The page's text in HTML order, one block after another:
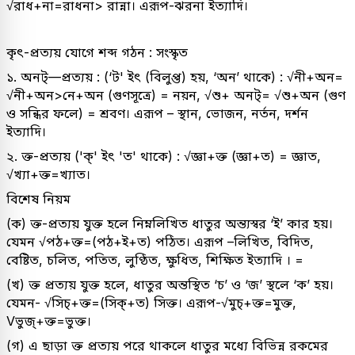
√রাধ+না=রাধনা> রান্না। এরূপ-ঝরনা ইত্যাদি।
কৃৎ-প্রত্যয় যোগে শব্দ গঠন : সংস্কৃত
১. অনট্—প্রত্যয় : (‘ট' ইৎ (বিলুপ্ত) হয়, ‘অন’ থাকে) : √নী+অন=
√নী+অন>নে+অন (গুণসূত্রে) = নয়ন, √শু+ অনট্= √শু+অন (গুণ
ও সন্ধির ফলে) = শ্রবণ। এরূপ – স্থান, ভোজন, নর্তন, দর্শন
ইত্যাদি।
২. ক্ত-প্রত্যয় ('ক্' ইৎ 'ত' থাকে) : √জ্ঞা+ক্ত (জ্ঞা+ত) = জ্ঞাত,
√খ্যা+ক্ত=খ্যাত।
বিশেষ নিয়ম
(ক) ক্ত-প্রত্যয় যুক্ত হলে নিম্নলিখিত ধাতুর অন্ত্যস্বর ‘ই’ কার হয়।
যেমন √পঠ+ক্ত=(পঠ+ই+ত) পঠিত। এরূপ –লিখিত, বিদিত,
বেষ্টিত, চলিত, পতিত, লুণ্ঠিত, ক্ষুধিত, শিক্ষিত ইত্যাদি । =
(খ) ক্ত প্রত্যয় যুক্ত হলে, ধাতুর অন্তস্থিত ‘চ’ ও ‘জ’ স্থলে ‘ক’ হয়।
যেমন- √সিচ্+ক্ত=(সিক্‌+ত) সিক্ত। এরূপ-√মুচ্+ক্ত=মুক্ত,
Vভুজ্‌+ক্ত=ভুক্ত।
(গ) এ ছাড়া ক্ত প্রত্যয় পরে থাকলে ধাতুর মধ্যে বিভিন্ন রকমের